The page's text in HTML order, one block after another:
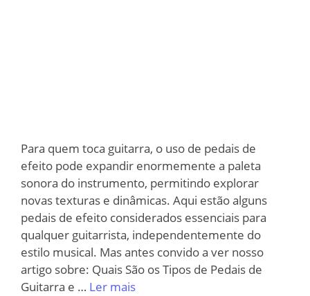
Para quem toca guitarra, o uso de pedais de
efeito pode expandir enormemente a paleta
sonora do instrumento, permitindo explorar
novas texturas e dinâmicas. Aqui estão alguns
pedais de efeito considerados essenciais para
qualquer guitarrista, independentemente do
estilo musical. Mas antes convido a ver nosso
artigo sobre: Quais São os Tipos de Pedais de
Guitarra e … Ler mais